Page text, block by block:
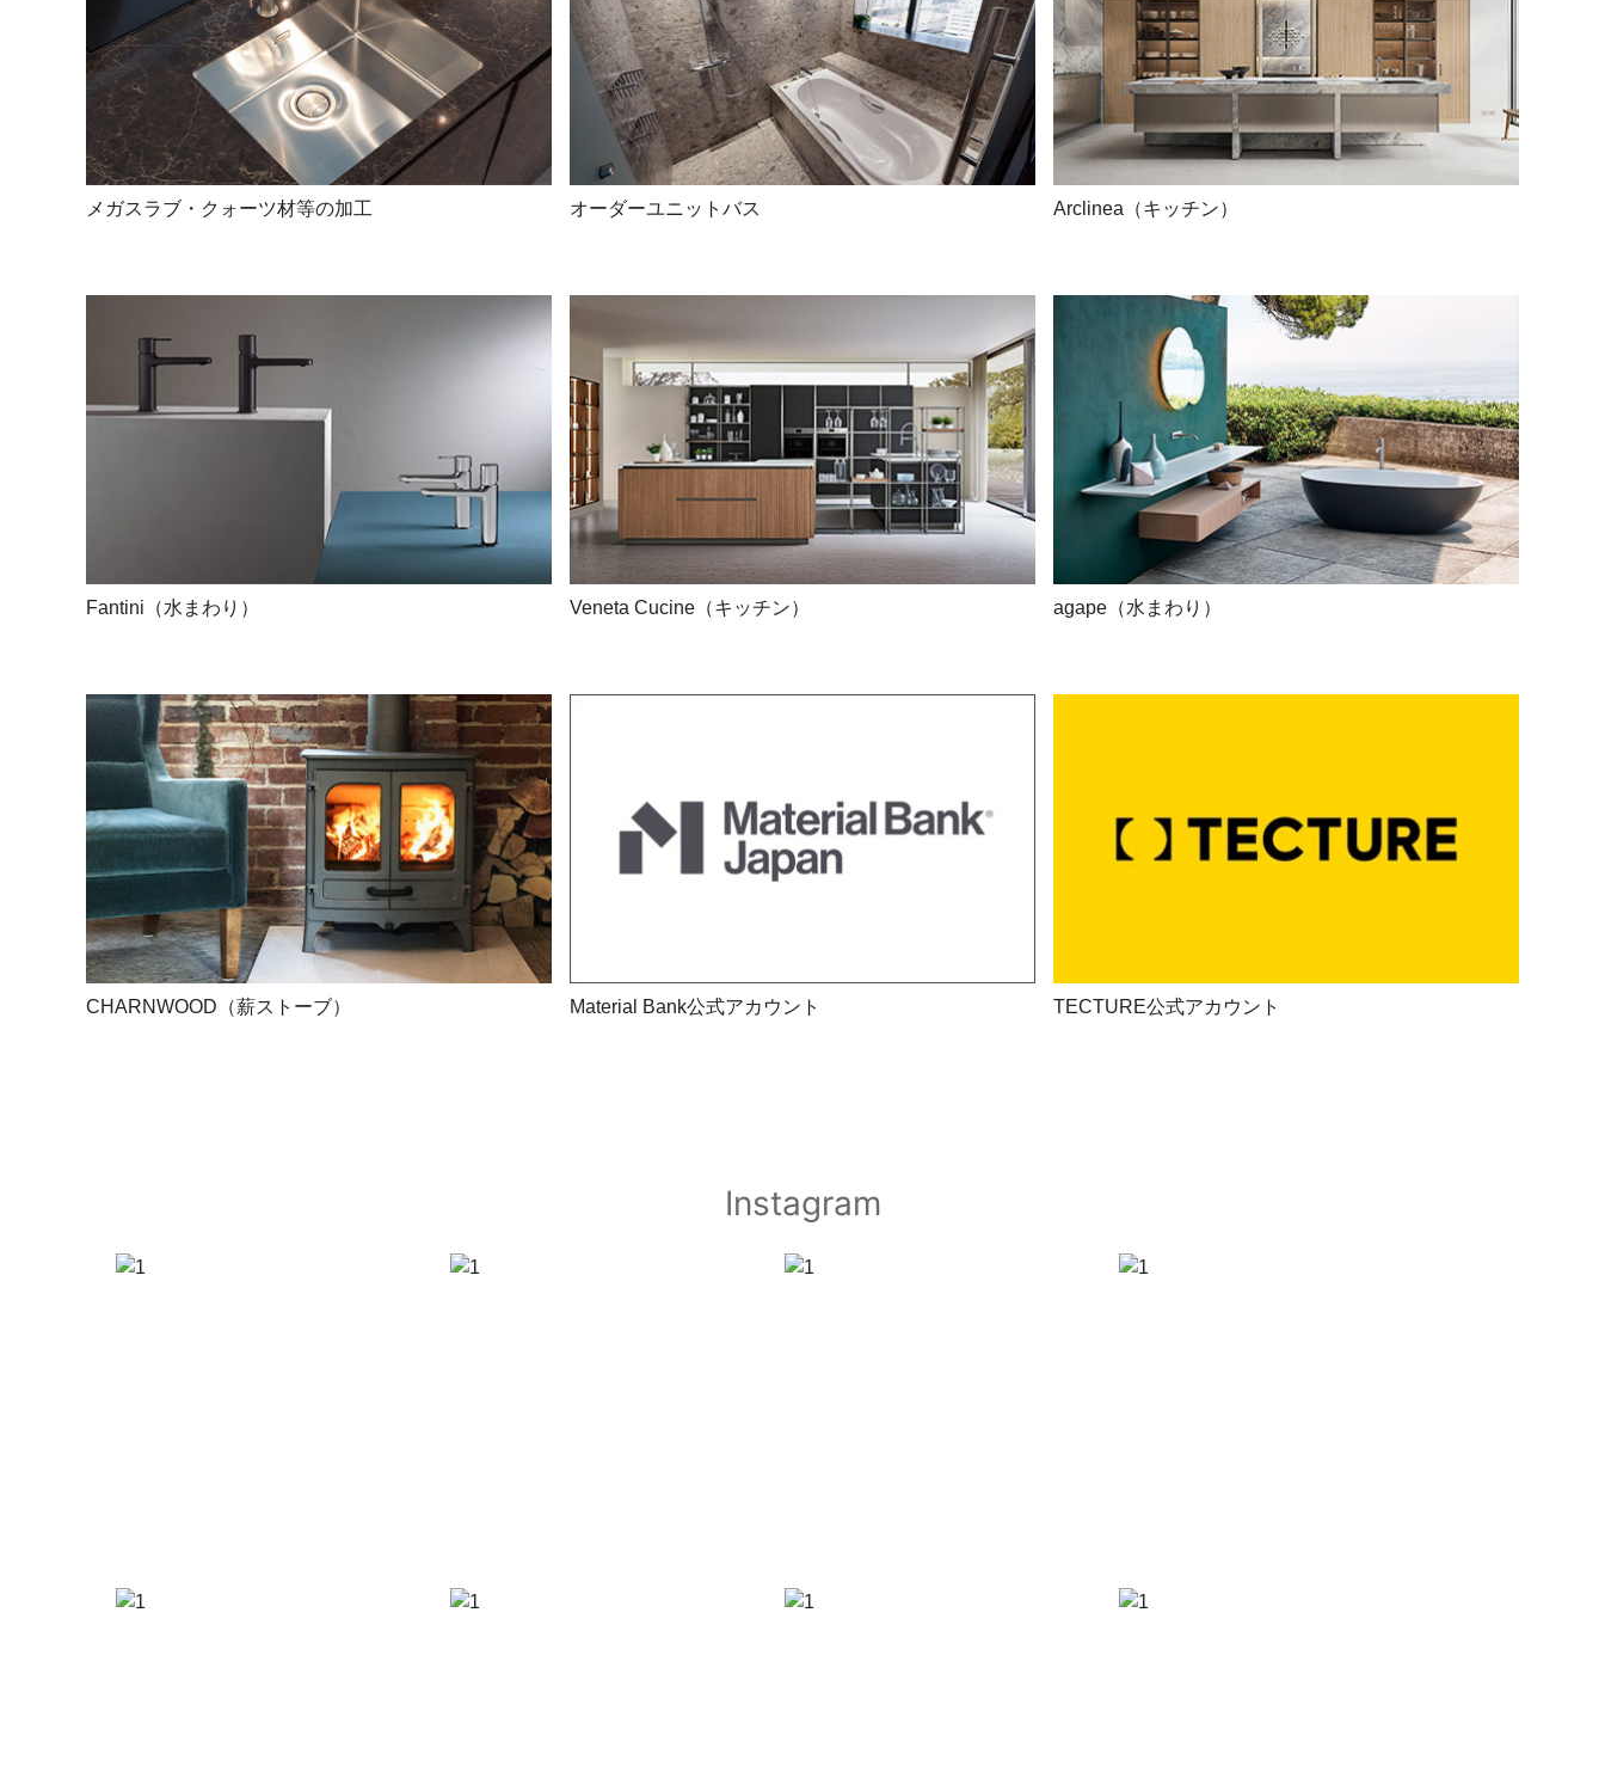
メガスラブ・クォーツ材等の加工 オーダーユニットバス Arclinea（キッチン）
Fantini（水まわり） Veneta Cucine（キッチン） agape（水まわり）
CHARNWOOD（薪ストーブ） Material Bank公式アカウント TECTURE公式アカウント
Instagram